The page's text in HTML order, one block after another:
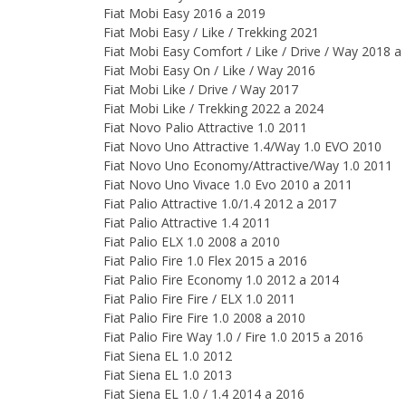
Fiat Mobi Easy 2016 a 2019
Fiat Mobi Easy / Like / Trekking 2021
Fiat Mobi Easy Comfort / Like / Drive / Way 2018 a
Fiat Mobi Easy On / Like / Way 2016
Fiat Mobi Like / Drive / Way 2017
Fiat Mobi Like / Trekking 2022 a 2024
Fiat Novo Palio Attractive 1.0 2011
Fiat Novo Uno Attractive 1.4/Way 1.0 EVO 2010
Fiat Novo Uno Economy/Attractive/Way 1.0 2011
Fiat Novo Uno Vivace 1.0 Evo 2010 a 2011
Fiat Palio Attractive 1.0/1.4 2012 a 2017
Fiat Palio Attractive 1.4 2011
Fiat Palio ELX 1.0 2008 a 2010
Fiat Palio Fire 1.0 Flex 2015 a 2016
Fiat Palio Fire Economy 1.0 2012 a 2014
Fiat Palio Fire Fire / ELX 1.0 2011
Fiat Palio Fire Fire 1.0 2008 a 2010
Fiat Palio Fire Way 1.0 / Fire 1.0 2015 a 2016
Fiat Siena EL 1.0 2012
Fiat Siena EL 1.0 2013
Fiat Siena EL 1.0 / 1.4 2014 a 2016